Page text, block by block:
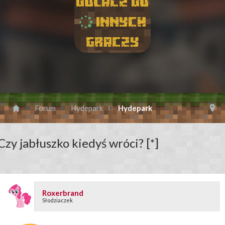
innych
graczy
Forum Hydepark Hydepark
jabłuszko kiedyś wróci? [*]
Roxerbrand
Słodziaczek